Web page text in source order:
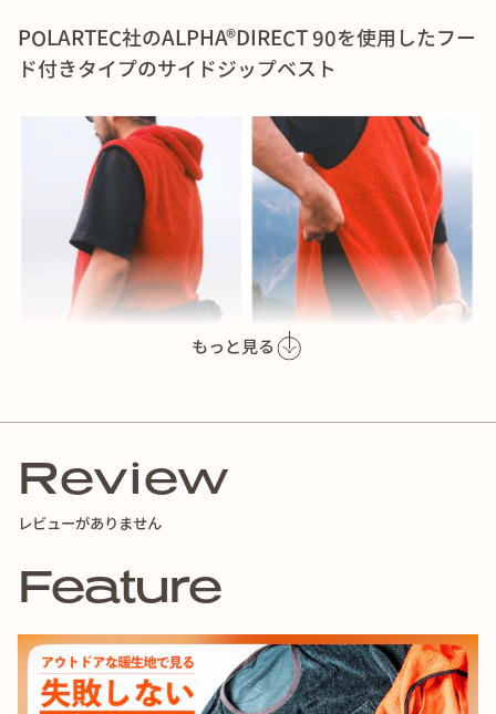
もっと見る
POLARTEC社のALPHA®︎DIRECT 90を使用したフー
ド付きタイプのサイドジップベスト
開放感があり、ウェアリングの自由度を広げる１着です。
プ）と言うことです。
当初はシンプルなベストとして企画したのですが、山行時で
変化が現れてきました。
シンプルな形状のベストのままだとフィット感は申し分ない
Review
レビューがありません
Feature